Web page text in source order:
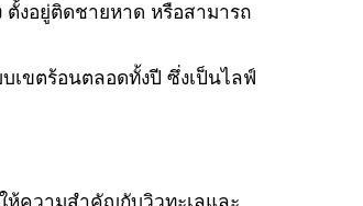
ตั้งอยู่ติดชายหาด หรือสามารถ
เขตร้อนตลอดทั้งปี ซึ่งเป็นไลฟ์
ห้ความสำคัญกับวิวทะเลและ